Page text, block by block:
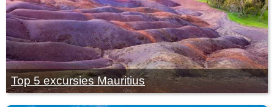
Top 5 excursies Mauritius